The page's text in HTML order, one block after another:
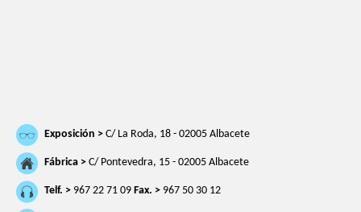
Exposición > C/ La Roda, 18 - 02005 Albacete
Fábrica > C/ Pontevedra, 15 - 02005 Albacete
Telf. > 967 22 71 09 Fax. > 967 50 30 12